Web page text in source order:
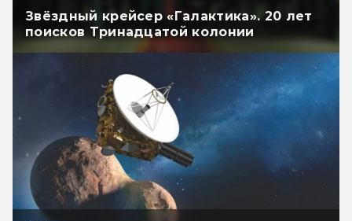
Звёздный крейсер «Галактика». 20 лет
поисков Тринадцатой колонии